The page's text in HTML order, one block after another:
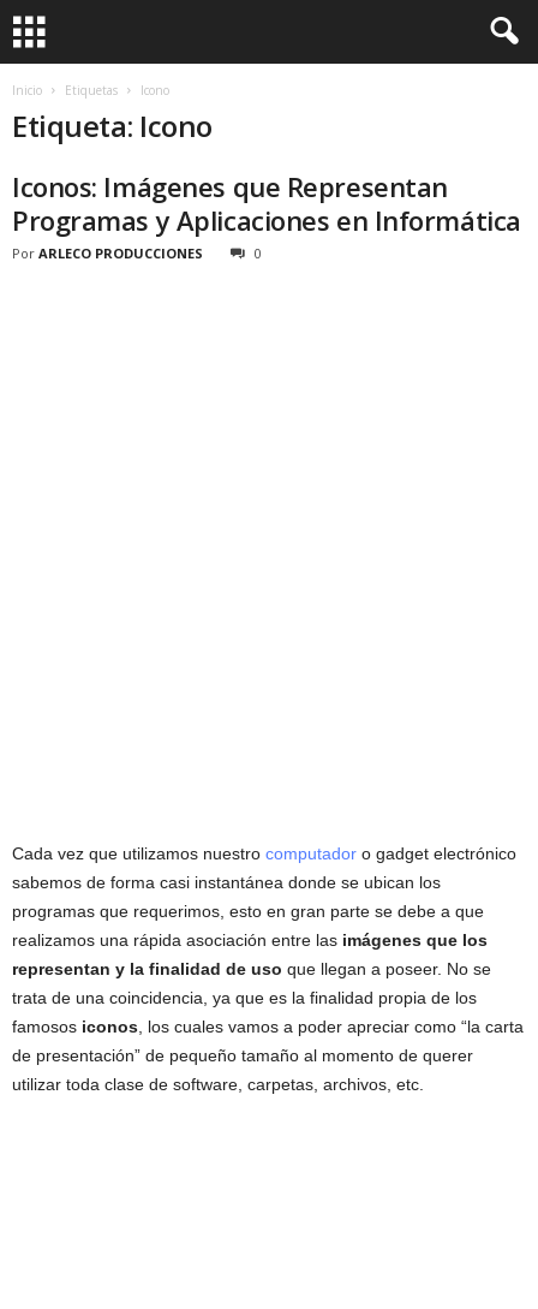
Inicio Etiquetas Icono
Etiqueta: Icono
Iconos: Imágenes que Representan
Programas y Aplicaciones en Informática
Por ARLECO PRODUCCIONES 0
Cada vez que utilizamos nuestro computador o gadget electrónico
sabemos de forma casi instantánea donde se ubican los
programas que requerimos, esto en gran parte se debe a que
realizamos una rápida asociación entre las imágenes que los
representan y la finalidad de uso que llegan a poseer. No se
trata de una coincidencia, ya que es la finalidad propia de los
famosos iconos , los cuales vamos a poder apreciar como “la carta
de presentación” de pequeño tamaño al momento de querer
utilizar toda clase de software, carpetas, archivos, etc.